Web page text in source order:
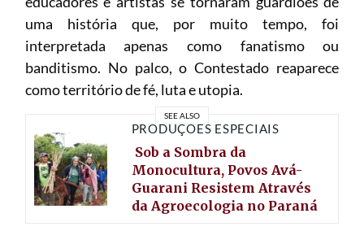
uma história que, por muito tempo, foi
interpretada apenas como fanatismo ou
banditismo. No palco, o Contestado reaparece
como território de fé, luta e utopia.
SEE ALSO
PRODUÇÕES ESPECIAIS
Sob a Sombra da
Monocultura, Povos Avá-
Guarani Resistem Através
da Agroecologia no Paraná